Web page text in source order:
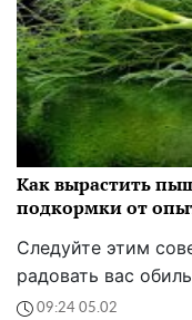
Как вырастить
подкормки от
Следуйте этим
радовать вас
09:24 05.02